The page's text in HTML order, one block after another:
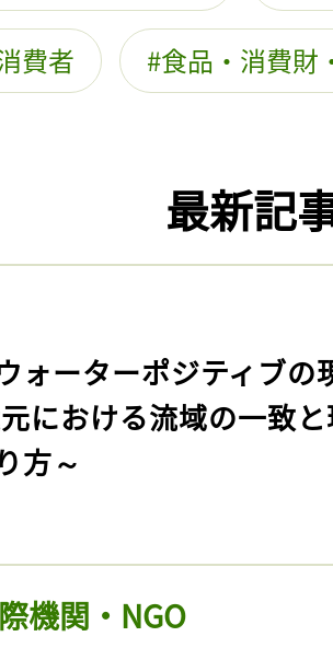
費者 食品・消費財
最新記
ォーターポジティブの
における流域の一致
方～
機関・NGO